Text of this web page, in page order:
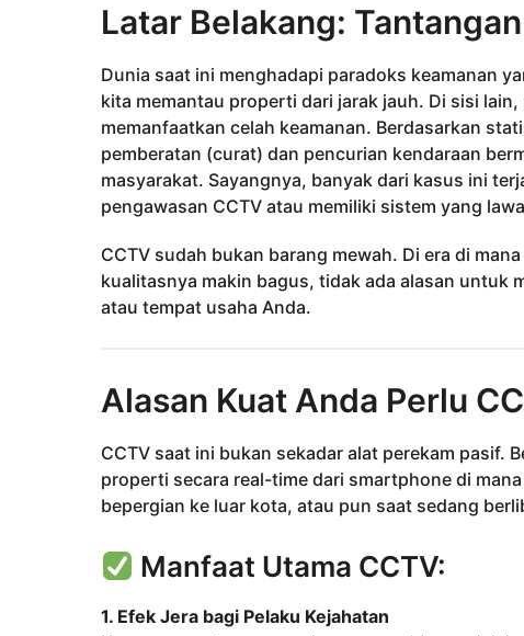
Latar Belakang:
Dunia saat ini menghadapi paradoks keamanan
kita memantau properti dari jarak jauh. Di sisi
memanfaatkan celah keamanan. Berdasarkan
pemberatan (curat) dan pencurian kendaraan
masyarakat. Sayangnya, banyak dari kasus ini
pengawasan CCTV atau memiliki sistem yang
CCTV sudah bukan barang mewah. Di era di
kualitasnya makin bagus, tidak ada alasan untuk
atau tempat usaha Anda.
Alasan Kuat Anda Perlu
CCTV saat ini bukan sekadar alat perekam pasif.
properti secara real-time dari smartphone di
bepergian ke luar kota, atau pun saat sedang
Manfaat Utama CCTV:
1. Efek Jera bagi Pelaku Kejahatan